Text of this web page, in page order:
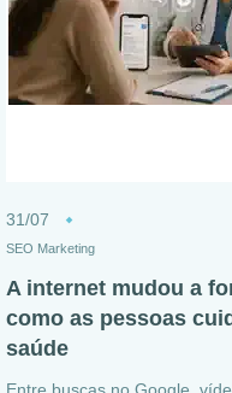
31/07
SEO Marketing
A internet mudou a
como as pessoas
saúde